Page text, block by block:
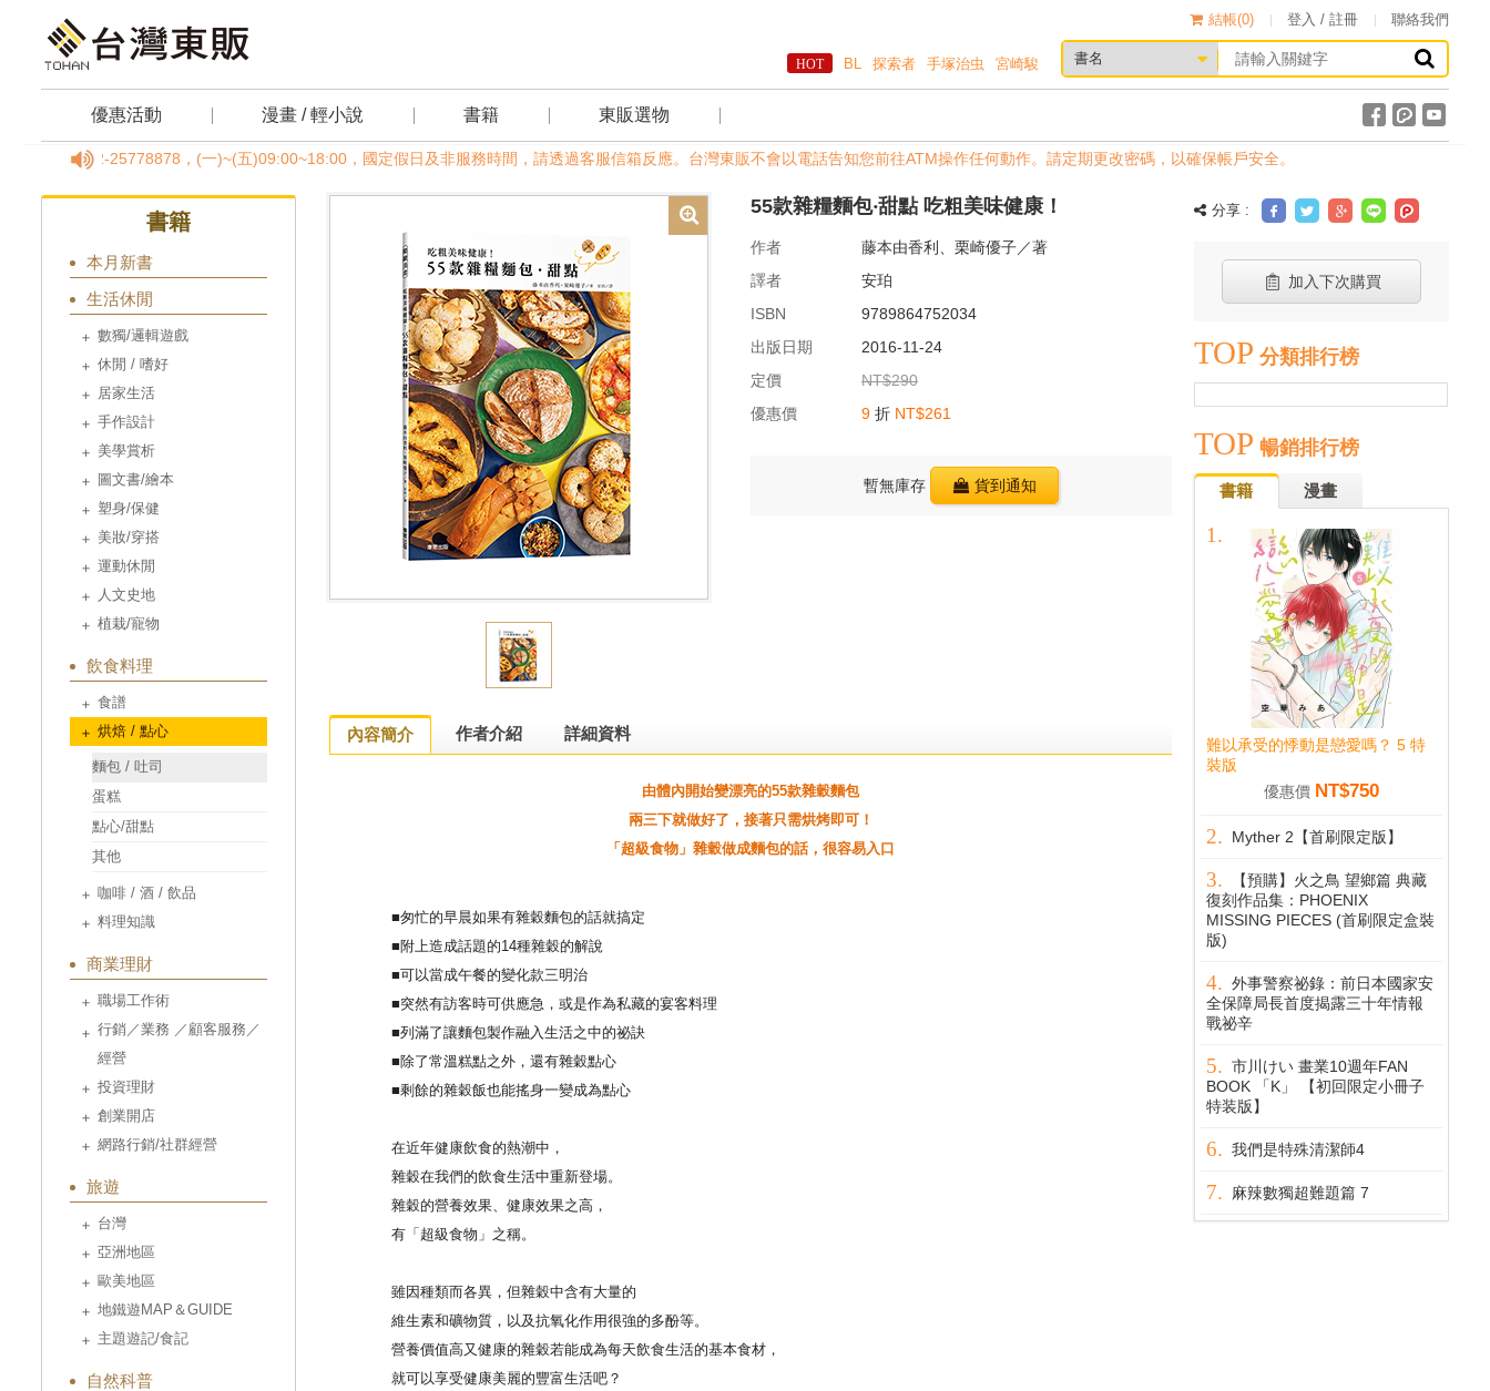
結帳(0) 登入 / 註冊 聯絡我們
BL 探索者 手塚治虫 宮崎駿
優惠活動 漫畫 / 輕小說 書籍 東販選物
線02-25778878，(一)~(五)09:00~18:00，國定假日及非服務時間，請透過客服信箱反應。台灣東販不會以電話告知您前往ATM操作任何動作。請定期更改密碼，以確保帳戶安全。
書籍
本月新書
生活休閒
數獨/邏輯遊戲
休閒 / 嗜好
居家生活
手作設計
美學賞析
圖文書/繪本
塑身/保健
美妝/穿搭
運動休閒
人文史地
植栽/寵物
飲食料理
食譜
烘焙 / 點心
麵包 / 吐司
蛋糕
點心/甜點
其他
咖啡 / 酒 / 飲品
料理知識
商業理財
職場工作術
行銷／業務 ／顧客服務／
經營
投資理財
創業開店
網路行銷/社群經營
旅遊
台灣
亞洲地區
歐美地區
地鐵遊MAP＆GUIDE
主題遊記/食記
自然科普
55款雜糧麵包‧甜點 吃粗美味健康！
作者
藤本由香利、栗崎優子／著
譯者
安珀
ISBN
9789864752034
出版日期
2016-11-24
定價
NT$290
優惠價
9 折 NT$261
暫無庫存 貨到通知
內容簡介 作者介紹 詳細資料
由體內開始變漂亮的55款雜穀麵包
兩三下就做好了，接著只需烘烤即可！
「超級食物」雜穀做成麵包的話，很容易入口
■匆忙的早晨如果有雜穀麵包的話就搞定
■附上造成話題的14種雜穀的解說
■可以當成午餐的變化款三明治
■突然有訪客時可供應急，或是作為私藏的宴客料理
■列滿了讓麵包製作融入生活之中的祕訣
■除了常溫糕點之外，還有雜穀點心
■剩餘的雜穀飯也能搖身一變成為點心
在近年健康飲食的熱潮中，
雜穀在我們的飲食生活中重新登場。
雜穀的營養效果、健康效果之高，
有「超級食物」之稱。
雖因種類而各異，但雜穀中含有大量的
維生素和礦物質，以及抗氧化作用很強的多酚等。
營養價值高又健康的雜穀若能成為每天飲食生活的基本食材，
就可以享受健康美麗的豐富生活吧？
分享 :
加入下次購買
TOP 分類排行榜
TOP 暢銷排行榜
書籍 漫畫
難以承受的悸動是戀愛嗎？ 5 特
裝版
優惠價 NT$750
Myther 2【首刷限定版】
【預購】火之鳥 望鄉篇 典藏
復刻作品集：PHOENIX
MISSING PIECES (首刷限定盒裝
版)
外事警察祕錄：前日本國家安
全保障局長首度揭露三十年情報
戰祕辛
市川けい 畫業10週年FAN
BOOK 「K」 【初回限定小冊子
特装版】
我們是特殊清潔師4
麻辣數獨超難題篇 7